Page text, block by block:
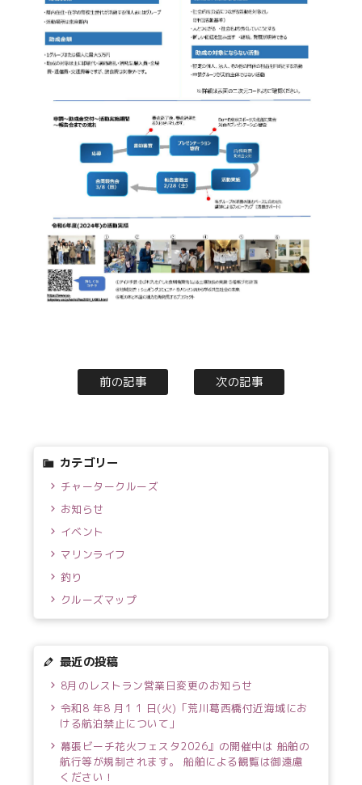
前の記事 次の記事
カテゴリー
チャータークルーズ
お知らせ
イベント
マリンライフ
釣り
クルーズマップ
最近の投稿
8月のレストラン営業日変更のお知らせ
令和8 年8 月1 1 日(火)「荒川葛西橋付近海域にお
ける航泊禁止について」
幕張ビーチ花火フェスタ2026』の開催中は 船舶の
航行等が規制されます。 船舶による観覧は御遠慮
ください！